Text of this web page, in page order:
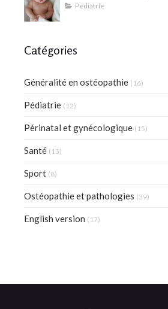
Pédiatrie
Catégories
Généralité en ostéopathie (16)
Pédiatrie (12)
Périnatal et gynécologique (15)
Santé (13)
Sport (8)
Ostéopathie et pathologies (39)
English version (17)